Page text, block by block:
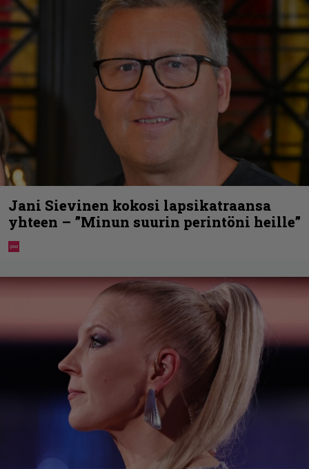
Jani Sievinen kokosi lapsikatraansa
yhteen – ”Minun suurin perintöni heille”